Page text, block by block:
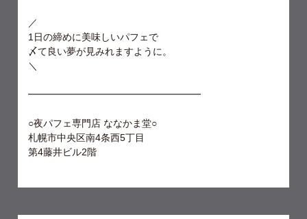
／
1日の締めに美味しいパフェで
〆て良い夢が見みれますように。
＼
━━━━━━━━━━━━━━━━━━
○夜パフェ専門店 ななかま堂○
札幌市中央区南4条西5丁目
第4藤井ビル2階